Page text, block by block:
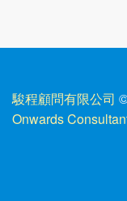
駿程顧問有限公司
Onwards